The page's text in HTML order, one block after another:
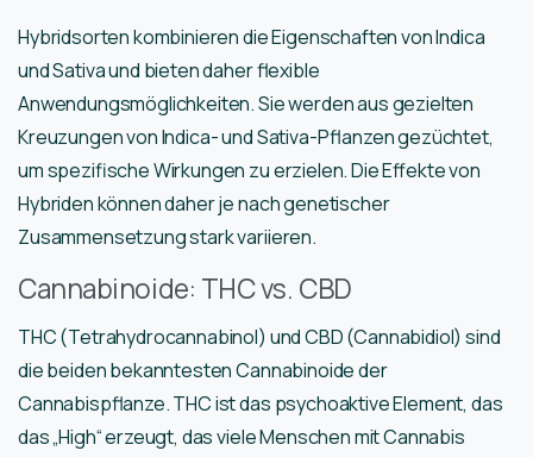
Hybridsorten kombinieren die Eigenschaften von Indica
und Sativa und bieten daher flexible
Anwendungsmöglichkeiten. Sie werden aus gezielten
Kreuzungen von Indica- und Sativa-Pflanzen gezüchtet,
um spezifische Wirkungen zu erzielen. Die Effekte von
Hybriden können daher je nach genetischer
Zusammensetzung stark variieren.
Cannabinoide: THC vs. CBD
THC (Tetrahydrocannabinol) und CBD (Cannabidiol) sind
die beiden bekanntesten Cannabinoide der
Cannabispflanze. THC ist das psychoaktive Element, das
das „High“ erzeugt, das viele Menschen mit Cannabis